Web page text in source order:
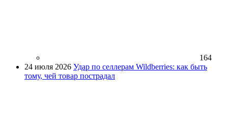
164
24 июля 2026 Удар по селлерам Wildberries: как быть
тому, чей товар пострадал